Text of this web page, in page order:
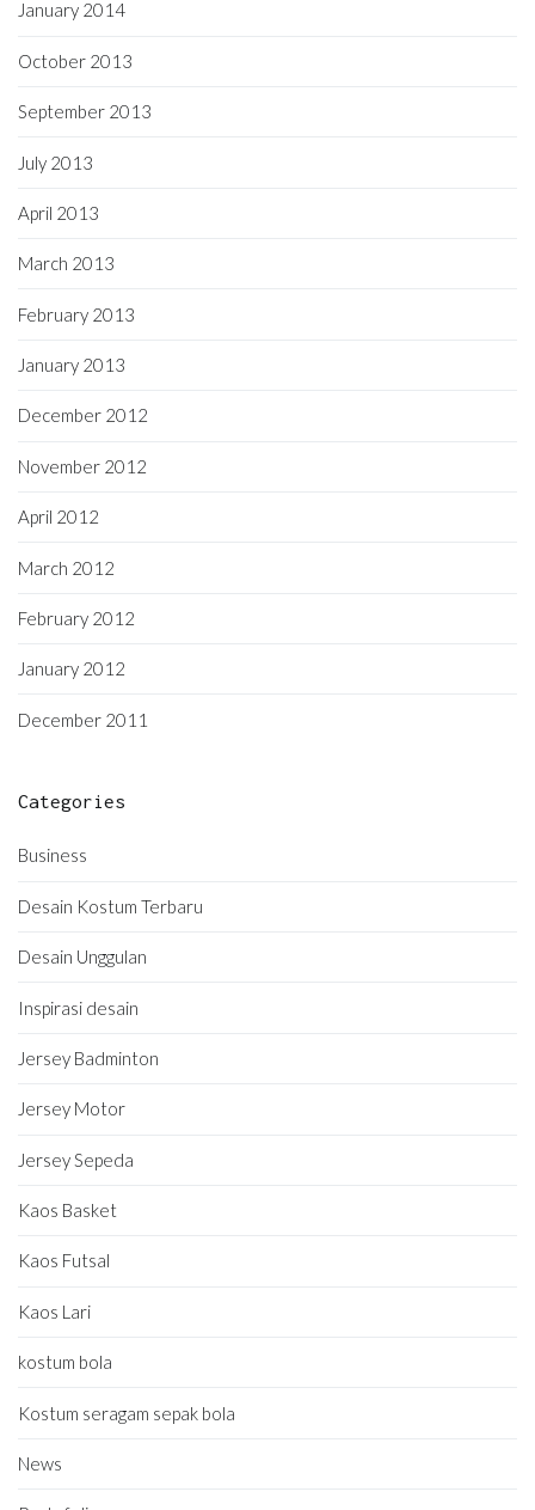
January 2014
October 2013
September 2013
July 2013
April 2013
March 2013
February 2013
January 2013
December 2012
November 2012
April 2012
March 2012
February 2012
January 2012
December 2011
Categories
Business
Desain Kostum Terbaru
Desain Unggulan
Inspirasi desain
Jersey Badminton
Jersey Motor
Jersey Sepeda
Kaos Basket
Kaos Futsal
Kaos Lari
kostum bola
Kostum seragam sepak bola
News